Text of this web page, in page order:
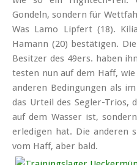
Gondeln, sondern für
Was Lamo Lipfert (18).
Hamann (20) bestätigen.
Besitzer des 49ers. haben
testen nun auf dem Haff,
anderen Beding­ungen als
das Urteil des Segler-Trios,
auf dem Wasser ist,
erledigen hat. Die anderen
vom Haff, aber bald.